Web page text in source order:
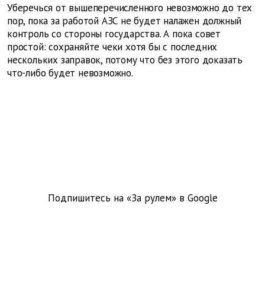
Уберечься от вышеперечисленного невозможно до тех
пор, пока за работой АЗС не будет налажен должный
контроль со стороны государства. А пока совет
простой: сохраняйте чеки хотя бы с последних
нескольких заправок, потому что без этого доказать
что-либо будет невозможно.
Подпишитесь на «За рулем» в Google